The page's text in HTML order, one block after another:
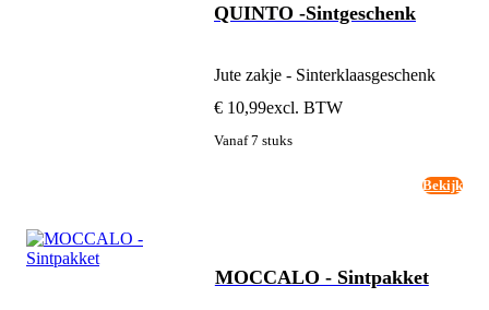
QUINTO -Sintgeschenk
Jute zakje - Sinterklaasgeschenk
€ 10,99excl. BTW
Vanaf 7 stuks
Bekijk
MOCCALO - Sintpakket